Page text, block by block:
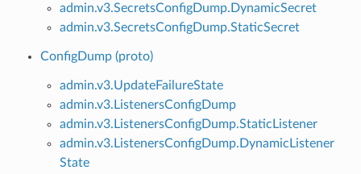
admin.v3.SecretsConfigDump.DynamicSecret
admin.v3.SecretsConfigDump.StaticSecret
ConfigDump (proto)
admin.v3.UpdateFailureState
admin.v3.ListenersConfigDump
admin.v3.ListenersConfigDump.StaticListener
admin.v3.ListenersConfigDump.DynamicListener
State